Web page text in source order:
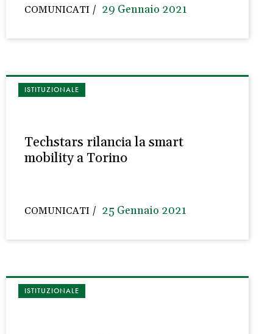
COMUNICATI 29 Gennaio 2021
ISTITUZIONALE
Techstars rilancia la smart
mobility a Torino
COMUNICATI 25 Gennaio 2021
ISTITUZIONALE